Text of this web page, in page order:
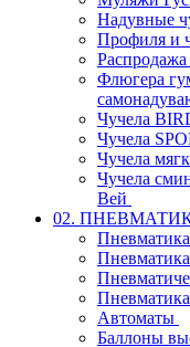
Надувные
Профиля и
Флюгера
Чучела
Чучела
Чучела
Чучела
Вей
02.
Автоматы
Баллоны